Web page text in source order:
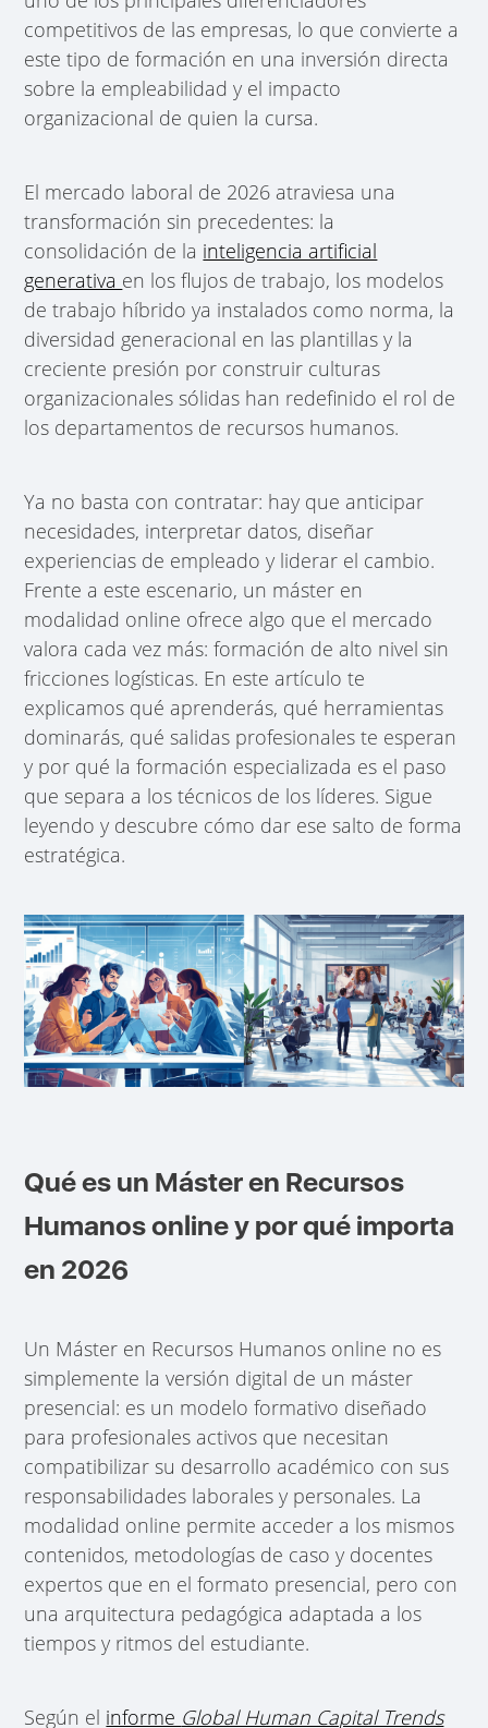
competitivos de las empresas, lo que convierte a
este tipo de formación en una inversión directa
sobre la empleabilidad y el impacto
organizacional de quien la cursa.
El mercado laboral de 2026 atraviesa una
transformación sin precedentes: la
consolidación de la inteligencia artificial
generativa en los flujos de trabajo, los modelos
de trabajo híbrido ya instalados como norma, la
diversidad generacional en las plantillas y la
creciente presión por construir culturas
organizacionales sólidas han redefinido el rol de
los departamentos de recursos humanos.
Ya no basta con contratar: hay que anticipar
necesidades, interpretar datos, diseñar
experiencias de empleado y liderar el cambio.
Frente a este escenario, un máster en
modalidad online ofrece algo que el mercado
valora cada vez más: formación de alto nivel sin
fricciones logísticas. En este artículo te
explicamos qué aprenderás, qué herramientas
dominarás, qué salidas profesionales te esperan
y por qué la formación especializada es el paso
que separa a los técnicos de los líderes. Sigue
leyendo y descubre cómo dar ese salto de forma
estratégica.
Qué es un Máster en Recursos
Humanos online y por qué importa
en 2026
Un Máster en Recursos Humanos online no es
simplemente la versión digital de un máster
presencial: es un modelo formativo diseñado
para profesionales activos que necesitan
compatibilizar su desarrollo académico con sus
responsabilidades laborales y personales. La
modalidad online permite acceder a los mismos
contenidos, metodologías de caso y docentes
expertos que en el formato presencial, pero con
una arquitectura pedagógica adaptada a los
tiempos y ritmos del estudiante.
Según el informe Global Human Capital Trends